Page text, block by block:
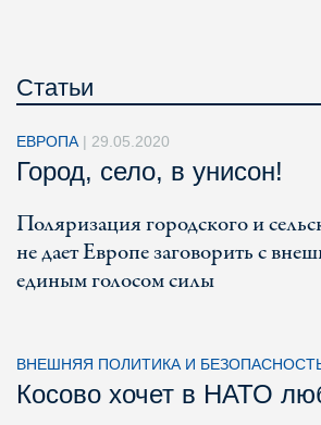
Статьи
ЕВРОПА | 29.05.2020
Город, село, в унисон!
Поляризация городского и
не дает Европе заговорить с
единым голосом силы
ВНЕШНЯЯ ПОЛИТИКА И
Косово хочет в НАТО